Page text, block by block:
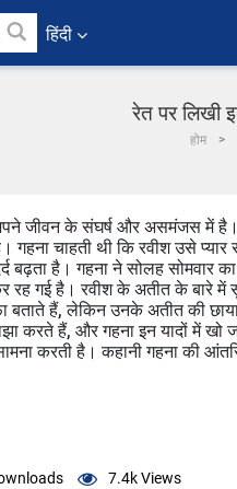
हिंदी
रेत पर लिखी
होम
अपने जीवन के संघर्ष और असमंजस में
गहना चाहती थी कि रवीश उसे
बढ़ता है। गहना ने सोलह सोमवार
गई है। रवीश के अतीत के बारे में
हैं, लेकिन उनके अतीत की
करते हैं, और गहना इन यादों में खो
करती है। कहानी गहना की
7.4kViews